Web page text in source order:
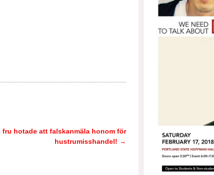
fru hotade att falskanmäla honom för
hustrumisshandel! →